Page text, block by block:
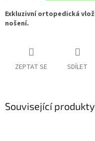
Exkluzivní ortopedická
nošení.
ZEPTAT SE SDÍLET
Související produkty